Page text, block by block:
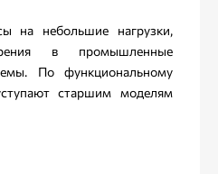
на небольшие нагрузки,
в промышленные
По функциональному
старшим моделям